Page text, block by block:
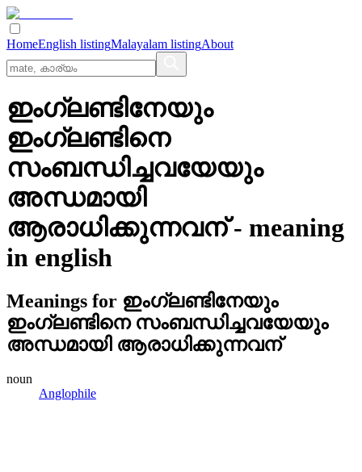
HomeEnglish listingMalayalam listingAbout
ഇംഗ്ലണ്ടിനേയും
ഇംഗ്ലണ്ടിനെ
സംബന്ധിച്ചവയേയും
അന്ധമായി
ആരാധിക്കുന്നവന്- meaning
in english
Meanings for ഇംഗ്ലണ്ടിനേയും
ഇംഗ്ലണ്ടിനെ സംബന്ധിച്ചവയേയും
അന്ധമായി ആരാധിക്കുന്നവന്
noun
Anglophile